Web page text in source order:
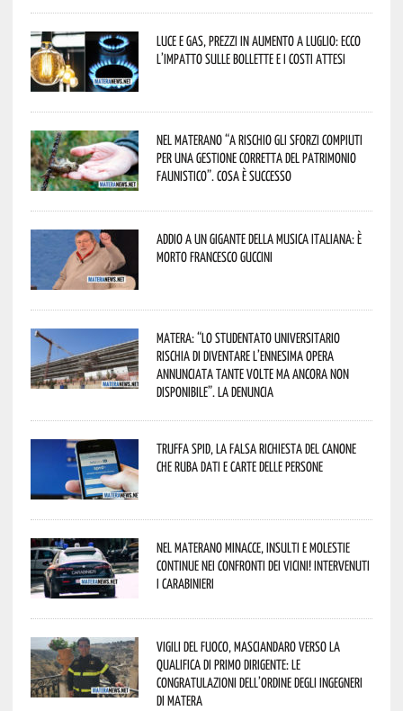
Luce e gas, prezzi in aumento a luglio: ecco
l’impatto sulle bollette e i costi attesi
Nel materano “a rischio gli sforzi compiuti
per una gestione corretta del patrimonio
faunistico”. Cosa è successo
Addio a un gigante della musica italiana: è
morto Francesco Guccini
Matera: “Lo studentato universitario
rischia di diventare l’ennesima opera
annunciata tante volte ma ancora non
disponibile”. La denuncia
Truffa Spid, la falsa richiesta del canone
che ruba dati e carte delle persone
Nel materano minacce, insulti e molestie
continue nei confronti dei vicini! Intervenuti
i Carabinieri
Vigili del Fuoco, Masciandaro verso la
qualifica di Primo Dirigente: le
congratulazioni dell’Ordine degli Ingegneri
di Matera